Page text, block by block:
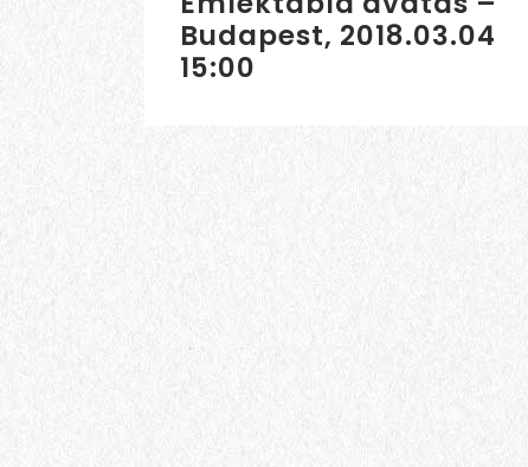
Budapest, 2018.03.04
15:00